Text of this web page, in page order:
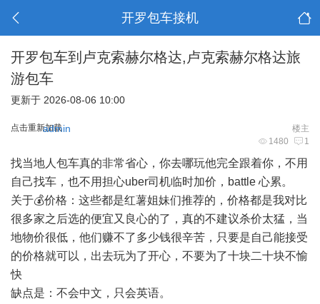
开罗包车接机
开罗包车到卢克索赫尔格达,卢克索赫尔格达旅
游包车
更新于 2026-08-06 10:00
点击重新加载 楼主
admin
1480 1
找当地人包车真的非常省心，你去哪玩他完全跟着你，不用
自己找车，也不用担心uber司机临时加价，battle 心累。
关于💰价格：这些都是红薯姐妹们推荐的，价格都是我对比
很多家之后选的便宜又良心的了，真的不建议杀价太猛，当
地物价很低，他们赚不了多少钱很辛苦，只要是自己能接受
的价格就可以，出去玩为了开心，不要为了十块二十块不愉
快
缺点是：不会中文，只会英语。